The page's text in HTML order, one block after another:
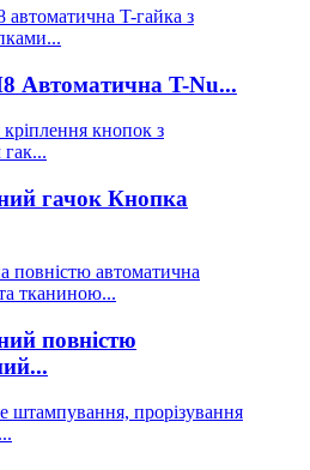
Автоматична T-Nu...
гачок Кнопка
повністю